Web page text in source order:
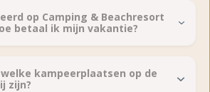
op Camping & Beachresort
betaal ik mijn vakantie?
kampeerplaatsen op de
zijn?